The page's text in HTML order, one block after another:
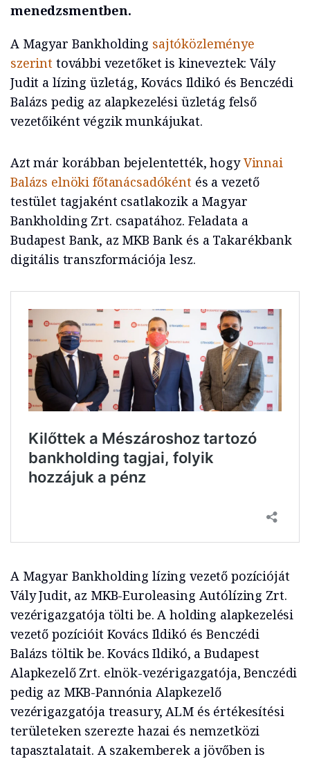
menedzsmentben.
A Magyar Bankholding sajtóközleménye
szerint további vezetőket is kineveztek: Vály
Judit a lízing üzletág, Kovács Ildikó és Benczédi
Balázs pedig az alapkezelési üzletág felső
vezetőiként végzik munkájukat.
Azt már korábban bejelentették, hogyVinnai
Balázs elnöki főtanácsadókéntés a vezető
testület tagjaként csatlakozik a Magyar
Bankholding Zrt. csapatához. Feladata a
Budapest Bank, az MKB Bank és a Takarékbank
digitális transzformációja lesz.
A Magyar Bankholding lízing vezető pozícióját
Vály Judit, az MKB-Euroleasing Autólízing Zrt.
vezérigazgatója tölti be. A holding alapkezelési
vezető pozícióit Kovács Ildikó és Benczédi
Balázs töltik be. Kovács Ildikó, a Budapest
Alapkezelő Zrt. elnök-vezérigazgatója, Benczédi
pedig az MKB-Pannónia Alapkezelő
vezérigazgatója treasury, ALM és értékesítési
területeken szerezte hazai és nemzetközi
tapasztalatait. A szakemberek a jövőben is